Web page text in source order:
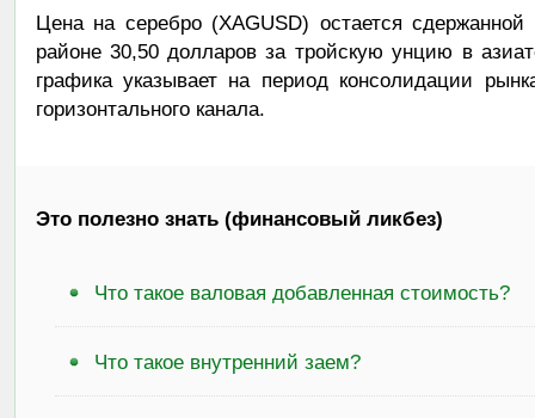
Цена на серебро (XAGUSD) остается
районе 30,50 долларов за тройскую унцию в
графика указывает на период консолидации
горизонтального канала.
Это полезно знать (финансовый ликбез)
Что такое валовая добавленная стоимость?
Что такое внутренний заем?